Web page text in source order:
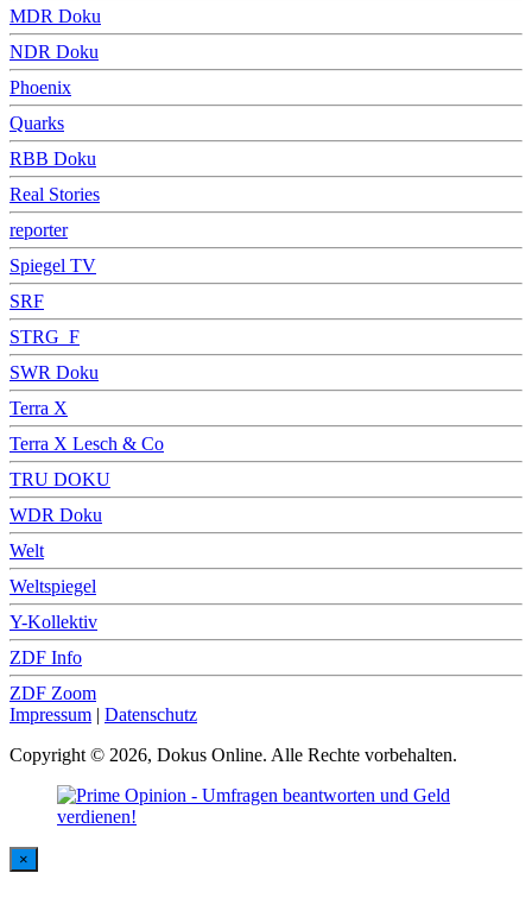
MDR Doku
NDR Doku
Phoenix
Quarks
RBB Doku
Real Stories
reporter
Spiegel TV
SRF
STRG_F
SWR Doku
Terra X
Terra X Lesch & Co
TRU DOKU
WDR Doku
Welt
Weltspiegel
Y-Kollektiv
ZDF Info
ZDF Zoom
Impressum | Datenschutz
Copyright © 2026, Dokus Online. Alle Rechte vorbehalten.
×